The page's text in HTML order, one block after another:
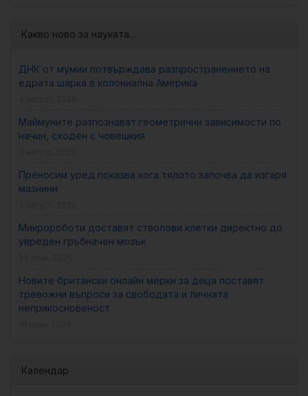
Какво ново за науката…
ДНК от мумии потвърждава разпространението на
едрата шарка в колониална Америка
Маймуните разпознават геометрични зависимости по
начин, сходен с човешкия
Преносим уред показва кога тялото започва да изгаря
мазнини
Микророботи доставят стволови клетки директно до
увреден гръбначен мозък
Новите британски онлайн мерки за деца поставят
тревожни въпроси за свободата и личната
неприкосновеност
Календар